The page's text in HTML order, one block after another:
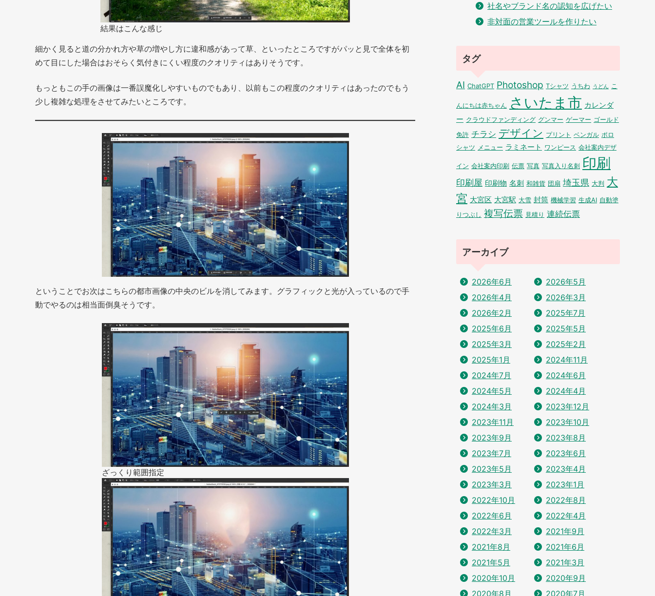
結果はこんな感じ
細かく見ると道の分かれ方や草の増やし方に違和感があって草、といったところですがパッと見で全体を初
めて目にした場合はおそらく気付きにくい程度のクオリティはありそうです。
もっともこの手の画像は一番誤魔化しやすいものでもあり、以前もこの程度のクオリティはあったのでもう
少し複雑な処理をさせてみたいところです。
ということでお次はこちらの都市画像の中央のビルを消してみます。グラフィックと光が入っているので手
動でやるのは相当面倒臭そうです。
ざっくり範囲指定
社名やブランド名の認知を広げたい
非対面の営業ツールを作りたい
タグ
AI ChatGPT Photoshop Tシャツ うちわ うどん こ
んにちは赤ちゃん さいたま市 カレンダ
ー クラウドファンディング グンマー ゲーマー ゴールド
免許 チラシ デザイン プリント ベンガル ポロ
シャツ メニュー ラミネート ワンピース 会社案内デザ
イン 会社案内印刷 伝票 写真 写真入り名刺 印刷
印刷屋 印刷物 名刺 和雑貨 団扇 埼玉県 大判 大
宮 大宮区 大宮駅 大雪 封筒 機械学習 生成AI 自動塗
りつぶし 複写伝票 見積り 連続伝票
アーカイブ
2026年6月
2026年5月
2026年4月
2026年3月
2026年2月
2025年7月
2025年6月
2025年5月
2025年3月
2025年2月
2025年1月
2024年11月
2024年7月
2024年6月
2024年5月
2024年4月
2024年3月
2023年12月
2023年11月
2023年10月
2023年9月
2023年8月
2023年7月
2023年6月
2023年5月
2023年4月
2023年3月
2023年1月
2022年10月
2022年8月
2022年6月
2022年4月
2022年3月
2021年9月
2021年8月
2021年6月
2021年5月
2021年3月
2020年10月
2020年9月
2020年8月
2020年7月